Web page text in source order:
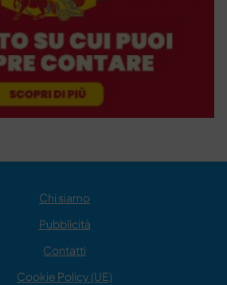
Chi siamo
Pubblicità
Contatti
Cookie Policy (UE)